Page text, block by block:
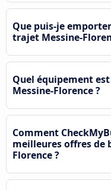
Que puis-je
trajet Messine-
Quel équipement
Messine-Florence ?
Comment
meilleures offres de
Florence ?